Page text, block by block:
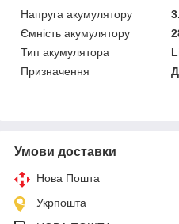
Напруга акумулятору
Ємність акумулятору
Тип акумулятора
Призначення
Умови доставки
Нова Пошта
Укрпошта